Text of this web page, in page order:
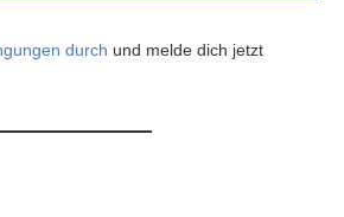
durch und melde dich jetzt